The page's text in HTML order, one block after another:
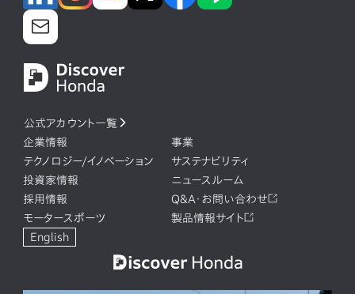
公式アカウント一覧
企業情報
事業
テクノロジー/イノベーション
サステナビリティ
投資家情報
ニュースルーム
採用情報
Q&A・お問い合わせ
モータースポーツ
製品情報サイト
English